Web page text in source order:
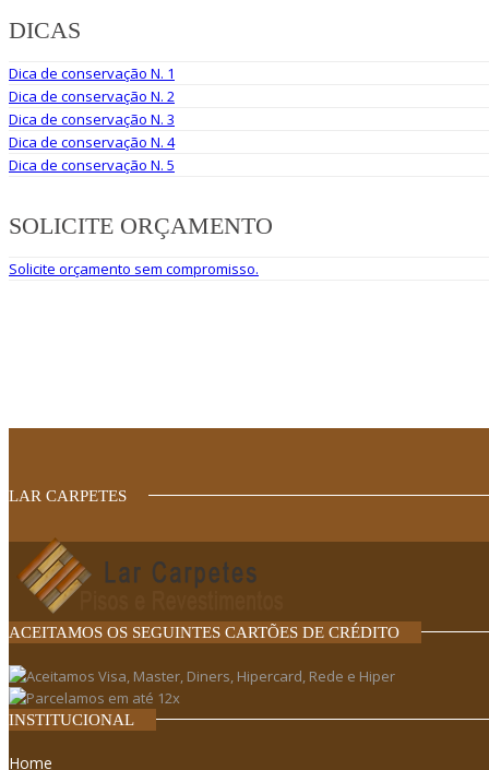
DICAS
Dica de conservação N. 1
Dica de conservação N. 2
Dica de conservação N. 3
Dica de conservação N. 4
Dica de conservação N. 5
SOLICITE ORÇAMENTO
Solicite orçamento sem compromisso.
LAR CARPETES
ACEITAMOS OS SEGUINTES CARTÕES DE CRÉDITO
INSTITUCIONAL
Home